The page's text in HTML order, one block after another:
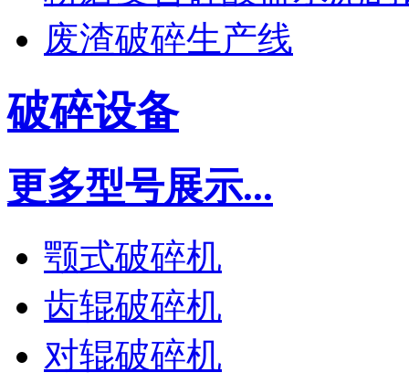
废渣破碎生产线
破碎设备
更多型号展示...
颚式破碎机
齿辊破碎机
对辊破碎机